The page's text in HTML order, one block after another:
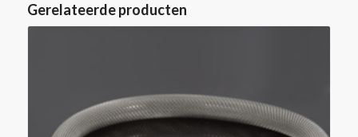
Gerelateerde producten